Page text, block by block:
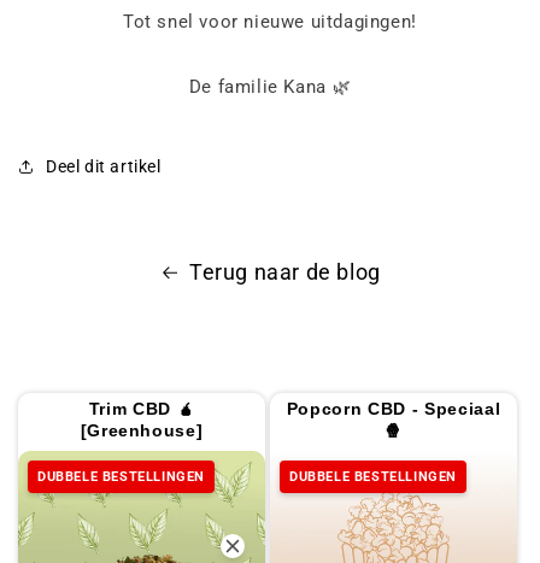
Tot snel voor nieuwe uitdagingen!
De familie Kana 🌿
Deel dit artikel
Terug naar de blog
Trim CBD 🧉
[Greenhouse]
DUBBELE BESTELLINGEN
Popcorn CBD - Speciaal
🍿
DUBBELE BESTELLINGEN